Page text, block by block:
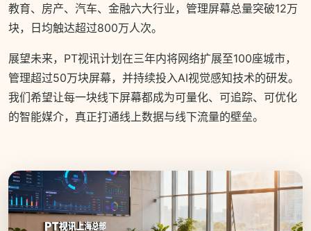
教育、房产、汽车、金融六大行业，管理屏幕总量突破12万
块，日均触达超过800万人次。
展望未来，PT视讯计划在三年内将网络扩展至100座城市，
管理超过50万块屏幕，并持续投入AI视觉感知技术的研发。
我们希望让每一块线下屏幕都成为可量化、可追踪、可优化
的智能媒介，真正打通线上数据与线下流量的壁垒。